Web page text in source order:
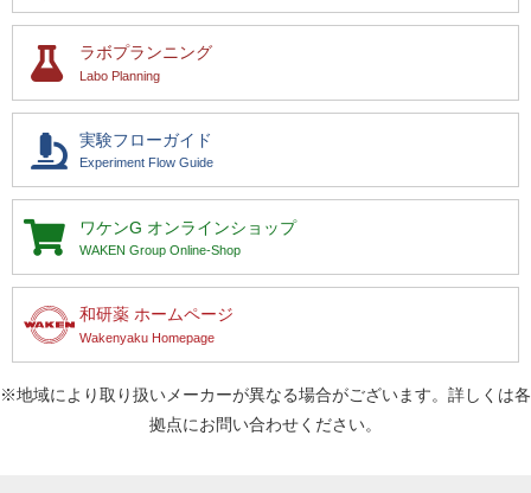
ラボプランニング
Labo Planning
実験フローガイド
Experiment Flow Guide
ワケンG オンラインショップ
WAKEN Group Online-Shop
和研薬 ホームページ
Wakenyaku Homepage
※地域により取り扱いメーカーが異なる場合がございます。詳しくは各
拠点にお問い合わせください。